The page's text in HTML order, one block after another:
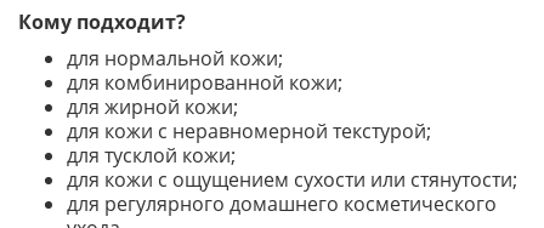
Кому подходит?
для нормальной кожи;
для комбинированной кожи;
для жирной кожи;
для кожи с неравномерной текстурой;
для тусклой кожи;
для кожи с ощущением сухости или стянутости;
для регулярного домашнего косметического